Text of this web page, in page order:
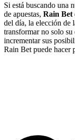
Si está buscando una
de apuestas, Rain Bet
del día, la elección de
transformar no solo
incrementar sus
Rain Bet puede hacer